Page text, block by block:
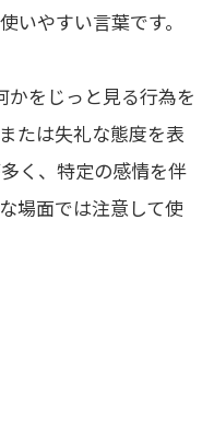
いやすい言葉です。
かをじっと見る行為を
たは失礼な態度を表
く、特定の感情を伴
場面では注意して使